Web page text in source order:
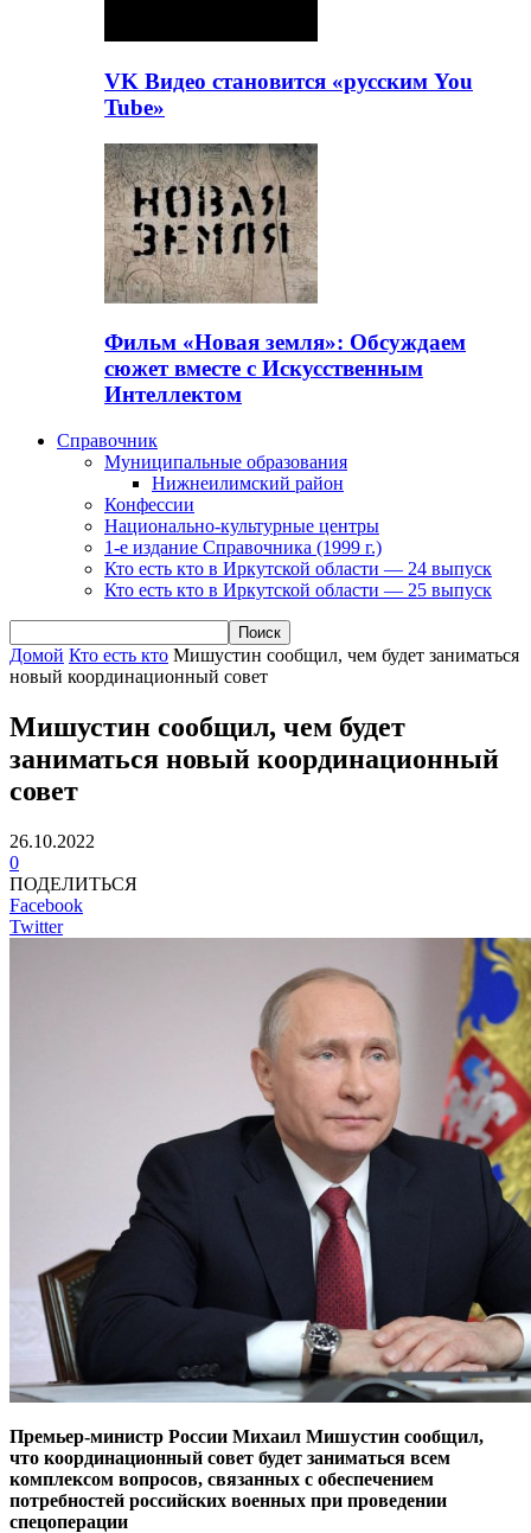
VK Видео становится «русским You
Tube»
Фильм «Новая земля»: Обсуждаем
сюжет вместе с Искусственным
Интеллектом
Справочник
Муниципальные образования
Нижнеилимский район
Конфессии
Национально-культурные центры
1-е издание Справочника (1999 г.)
Кто есть кто в Иркутской области — 24 выпуск
Кто есть кто в Иркутской области — 25 выпуск
Домой Кто есть кто Мишустин сообщил, чем будет заниматься
новый координационный совет
Мишустин сообщил, чем будет
заниматься новый координационный
совет
26.10.2022
0
ПОДЕЛИТЬСЯ
Facebook
Twitter
Премьер-министр России Михаил Мишустин сообщил,
что координационный совет будет заниматься всем
комплексом вопросов, связанных с обеспечением
потребностей российских военных при проведении
спецоперации